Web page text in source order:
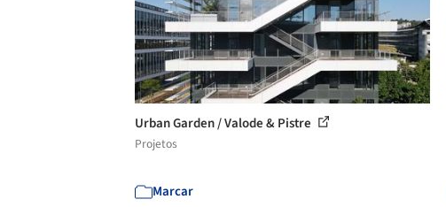
Urban Garden / Valode & Pistre
Projetos
Marcar